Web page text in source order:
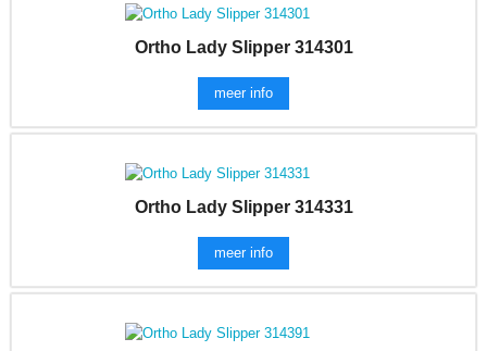
Ortho Lady Slipper 314301
meer info
Ortho Lady Slipper 314331
meer info